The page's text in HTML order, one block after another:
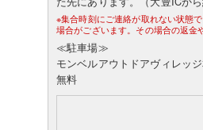
※集合時刻にご連絡が取れない状態
場合がございます。その場合の返金
≪駐車場≫
モンベルアウトドアヴィレッ
無料